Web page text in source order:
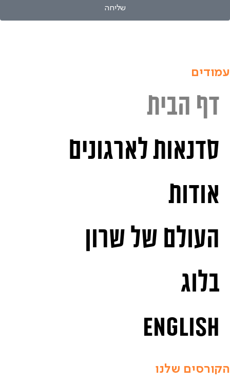
שליחה
עמודים
דף הבית
סדנאות לארגונים
אודות
העולם של שרון
בלוג
English
הקורסים שלנו